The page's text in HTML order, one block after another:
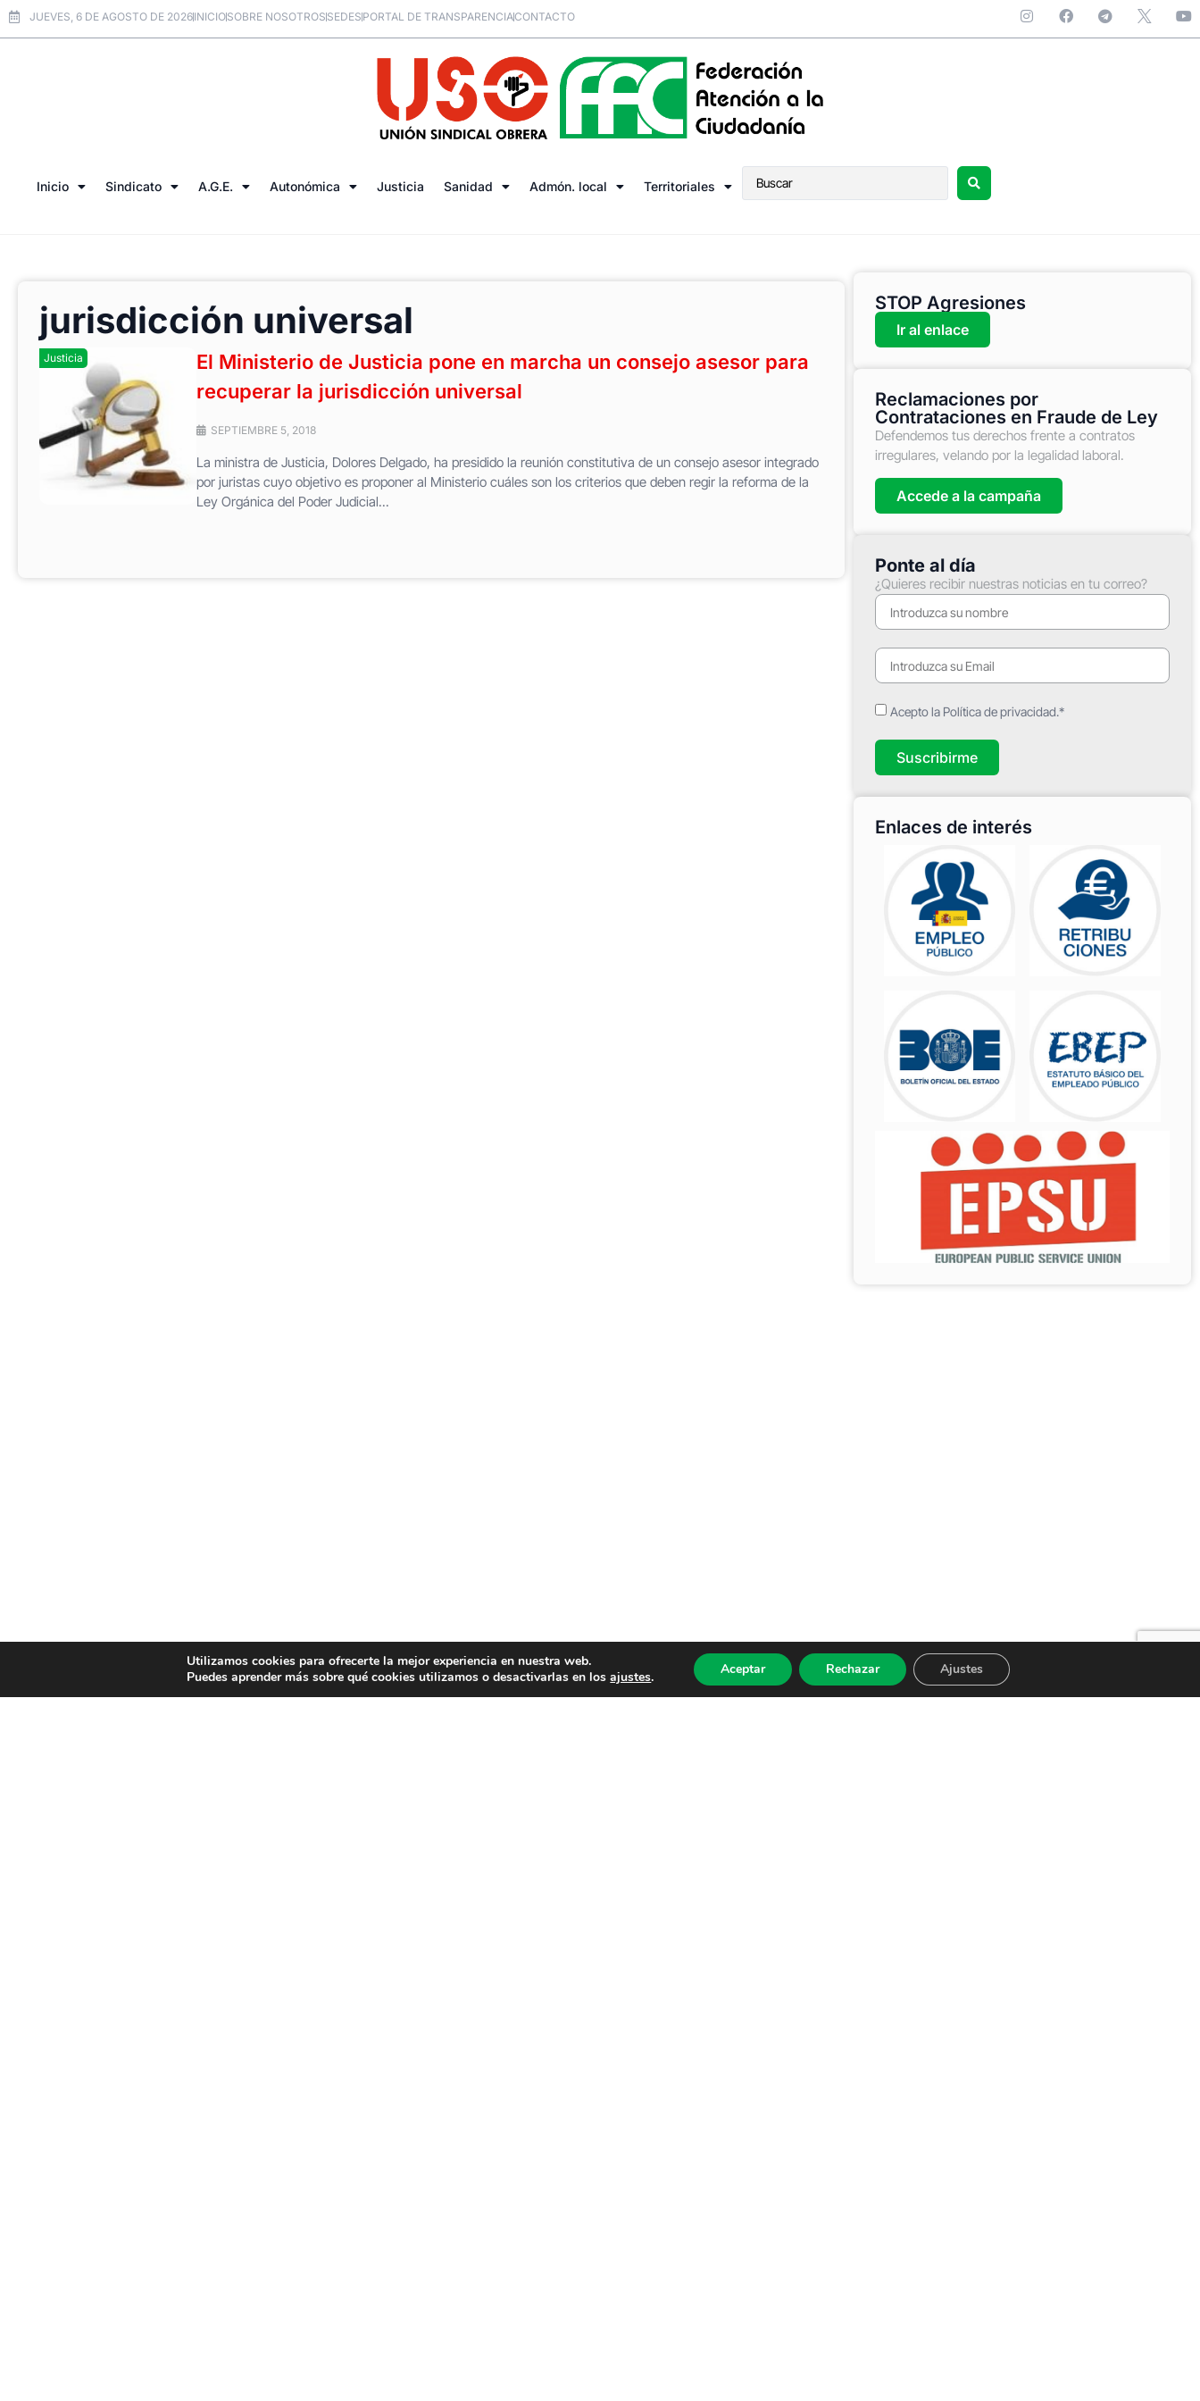
JUEVES, 6 DE AGOSTO DE 2026INICIOSOBRE NOSOTROSSEDESPORTAL DE TRANSPARENCIACONTACTO
Inicio Sindicato A.G.E. Autonómica Justicia Sanidad Admón. local Territoriales
jurisdicción universal
Justicia
El Ministerio de Justicia pone en marcha un consejo asesor para
recuperar la jurisdicción universal
SEPTIEMBRE 5, 2018
La ministra de Justicia, Dolores Delgado, ha presidido la reunión constitutiva de un consejo asesor integrado
por juristas cuyo objetivo es proponer al Ministerio cuáles son los criterios que deben regir la reforma de la
Ley Orgánica del Poder Judicial...
STOP Agresiones
Ir al enlace
Reclamaciones por
Contrataciones en Fraude de Ley
Defendemos tus derechos frente a contratos
irregulares, velando por la legalidad laboral.
Accede a la campaña
Ponte al día
¿Quieres recibir nuestras noticias en tu correo?
Acepto la Política de privacidad.*
Suscribirme
Enlaces de interés
Utilizamos cookies para ofrecerte la mejor experiencia en nuestra web.
Puedes aprender más sobre qué cookies utilizamos o desactivarlas en losajustes. Aceptar Rechazar Ajustes